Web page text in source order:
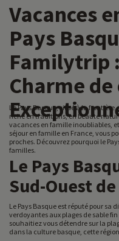
Vacances
Pays
Familytrip
Charme
Le Pays Basque, situé à la
riche en traditions, en beauté
vacances en famille inoubliables,
séjour en famille en France, vous
proches. Découvrez pourquoi le
familles.
Le Pays
Sud-Ouest
Le Pays Basque est réputé pour
verdoyantes aux plages de sable
souhaitiez vous détendre sur la
dans la culture basque, cette